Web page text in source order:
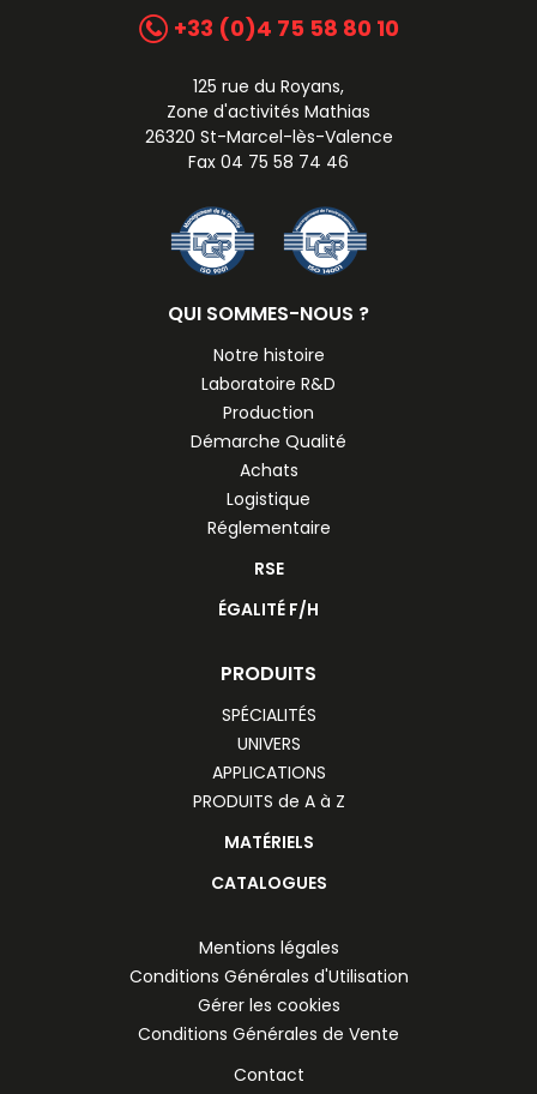
+33 (0)4 75 58 80 10
125 rue du Royans,
Zone d'activités Mathias
26320 St-Marcel-lès-Valence
Fax 04 75 58 74 46
QUI SOMMES-NOUS ?
Notre histoire
Laboratoire R&D
Production
Démarche Qualité
Achats
Logistique
Réglementaire
RSE
ÉGALITÉ F/H
PRODUITS
SPÉCIALITÉS
UNIVERS
APPLICATIONS
PRODUITS de A à Z
MATÉRIELS
CATALOGUES
Mentions légales
Conditions Générales d'Utilisation
Gérer les cookies
Conditions Générales de Vente
Contact